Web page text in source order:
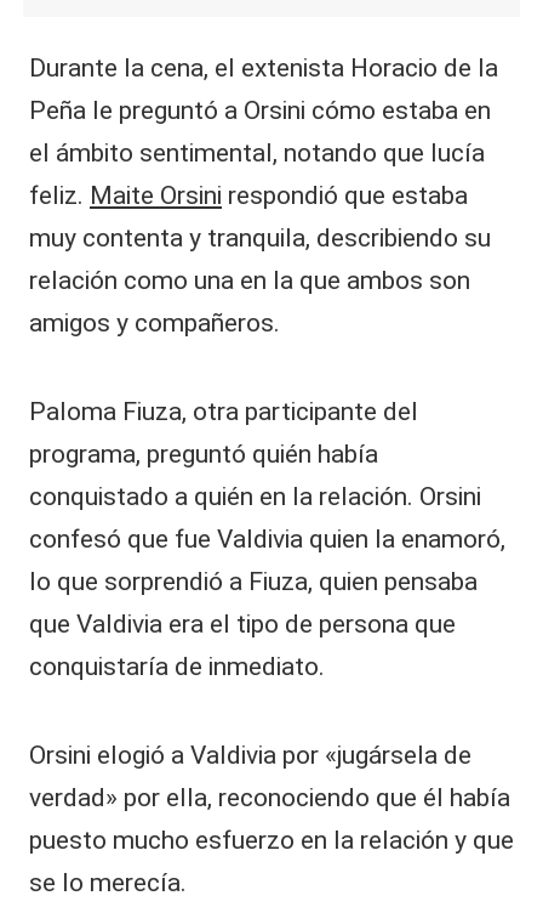
Durante la cena, el extenista Horacio de la
Peña le preguntó a Orsini cómo estaba en
el ámbito sentimental, notando que lucía
feliz. Maite Orsini respondió que estaba
muy contenta y tranquila, describiendo su
relación como una en la que ambos son
amigos y compañeros.
Paloma Fiuza, otra participante del
programa, preguntó quién había
conquistado a quién en la relación. Orsini
confesó que fue Valdivia quien la enamoró,
lo que sorprendió a Fiuza, quien pensaba
que Valdivia era el tipo de persona que
conquistaría de inmediato.
Orsini elogió a Valdivia por «jugársela de
verdad» por ella, reconociendo que él había
puesto mucho esfuerzo en la relación y que
se lo merecía.